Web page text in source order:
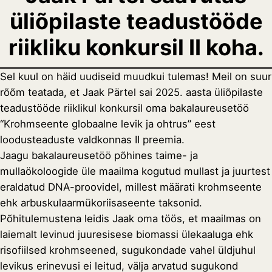
üliõpilaste teadustööde
riikliku konkursil II koha.
Sel kuul on häid uudiseid muudkui tulemas! Meil on suur
rõõm teatada, et Jaak Pärtel sai 2025. aasta üliõpilaste
teadustööde riiklikul konkursil oma bakalaureusetöö
“Krohmseente globaalne levik ja ohtrus” eest
loodusteaduste valdkonnas II preemia.
Jaagu bakalaureusetöö põhines taime- ja
mullaökoloogide üle maailma kogutud mullast ja juurtest
eraldatud DNA-proovidel, millest määrati krohmseente
ehk arbuskulaarmükoriisaseente taksonid.
Põhitulemustena leidis Jaak oma töös, et maailmas on
laiemalt levinud juuresisese biomassi ülekaaluga ehk
risofiilsed krohmseened, sugukondade vahel üldjuhul
levikus erinevusi ei leitud, välja arvatud sugukond